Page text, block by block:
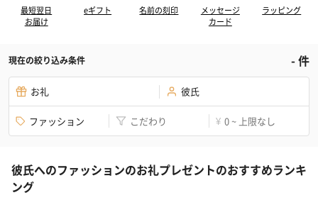
最短翌日
お届け
eギフト 名前の刻印
メッセージ
カード
ラッピング
現在の絞り込み条件 -件
お礼 彼氏
ファッション こだわり ¥ 0 ~ 上限なし
彼氏へのファッションのお礼プレゼントのおすすめランキ
ング